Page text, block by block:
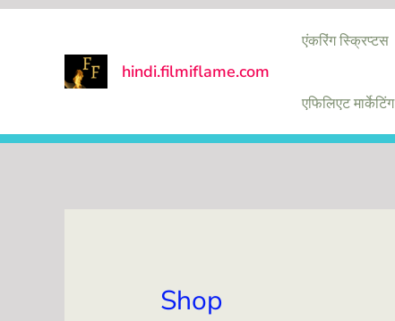
hindi.filmiflame.com
एंकरिंग स्क्रिप्टस
एफिलिएट मार्केटिंग
Shop